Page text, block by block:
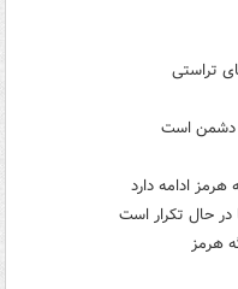
دشمن است
ادامه دارد
در حال تکرار است
هرمز